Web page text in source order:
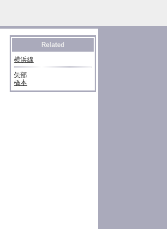
Related
横浜線
矢部
橋本